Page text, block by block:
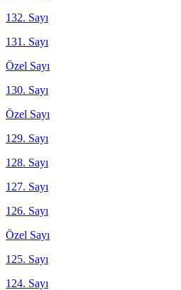
132. Sayı
131. Sayı
Özel Sayı
130. Sayı
Özel Sayı
129. Sayı
128. Sayı
127. Sayı
126. Sayı
Özel Sayı
125. Sayı
124. Sayı